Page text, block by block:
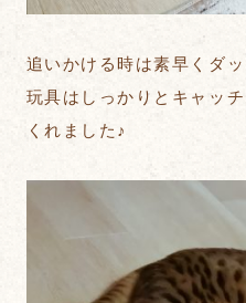
追いかける時は素早くダッ
玩具はしっかりとキャッ
くれました♪